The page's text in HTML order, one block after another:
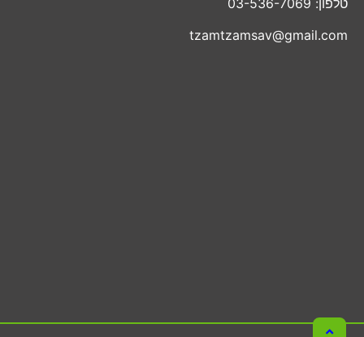
טלפון: 03-536-7069
tzamtzamsav@gmail.com